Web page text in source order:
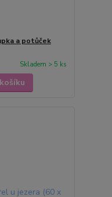
a potůček
Skladem > 5 ks